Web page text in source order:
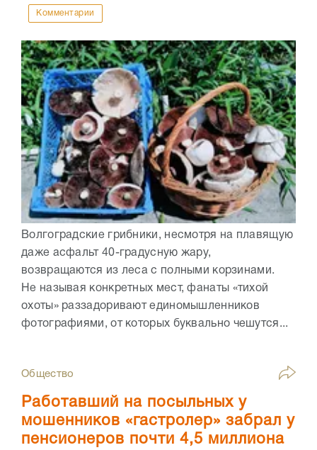
Комментарии
Волгоградские грибники, несмотря на плавящую
даже асфальт 40-градусную жару,
возвращаются из леса с полными корзинами.
Не называя конкретных мест, фанаты «тихой
охоты» раззадоривают единомышленников
фотографиями, от которых буквально чешутся...
Общество
Работавший на посыльных у
мошенников «гастролер» забрал у
пенсионеров почти 4,5 миллиона